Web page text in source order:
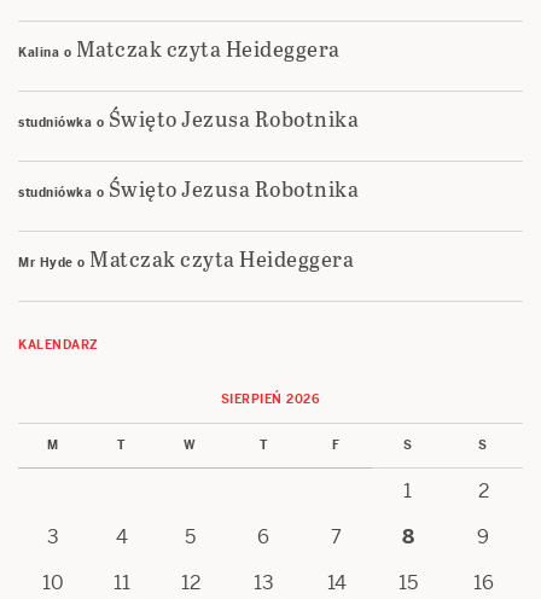
Kalina o Matczak czyta Heideggera
studniówka o Święto Jezusa Robotnika
studniówka o Święto Jezusa Robotnika
Mr Hyde o Matczak czyta Heideggera
KALENDARZ
SIERPIEŃ 2026
M T W T F S S
1
2
3
4 5 6 7 8
9
10
11 12 13 14 15
16